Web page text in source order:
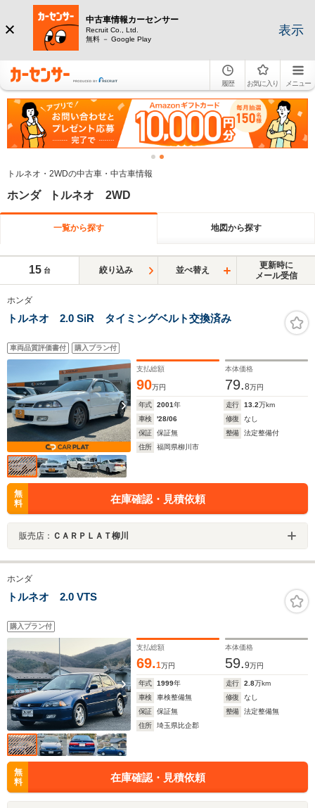
中古車情報カーセンサー
Recruit Co., Ltd.
無料 － Google Play
表示
履歴 お気に入り メニュー
トルネオ・2WDの中古車・中古車情報
ホンダ トルネオ 2WD
一覧から探す 地図から探す
15 台 絞り込み 並べ替え
更新時に
メール受信
ホンダ
トルネオ 2.0 SiR タイミングベルト交換済み
車両品質評価書付 購入プラン付
支払総額
90万円
本体価格
79.8万円
年式 2001年 走行 13.2万km
車検
'28/06 修復
なし
保証
保証無 整備
法定整備付
住所
福岡県柳川市
無
料
在庫確認・見積依頼
販売店： ＣＡＲＰＬＡＴ柳川
ホンダ
トルネオ 2.0 VTS
購入プラン付
支払総額
69.1万円
本体価格
59.9万円
年式 1999年 走行 2.8万km
車検
車検整備無 修復
なし
保証
保証無 整備
法定整備無
住所
埼玉県比企郡
無
料
在庫確認・見積依頼